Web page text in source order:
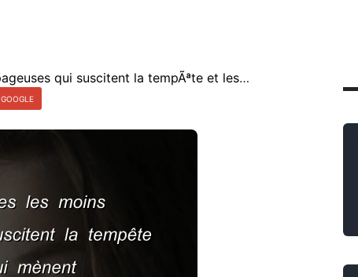
Ce sont les paroles les moins tapageuses qui suscitent la tempÃªte et les pensÃ©es qui mÃ¨nent le monde viennent sur des pattes de colombe.
GOOGLE